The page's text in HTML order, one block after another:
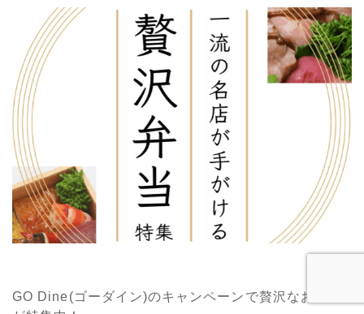
GO Dine(ゴーダイン)のキャンペーンで贅沢なお弁当